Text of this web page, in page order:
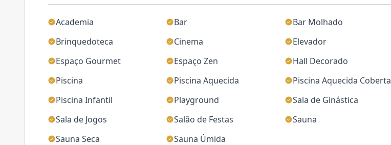
Academia Bar
Bar Molhado
Brinquedoteca
Cinema
Elevador
Espaço Gourmet
Espaço Zen
Hall Decorado
Piscina
Piscina Aquecida
Piscina Aquecida Coberta
Piscina Infantil
Playground
Sala de Ginástica
Sala de Jogos
Salão de Festas
Sauna
Sauna Seca
Sauna Úmida